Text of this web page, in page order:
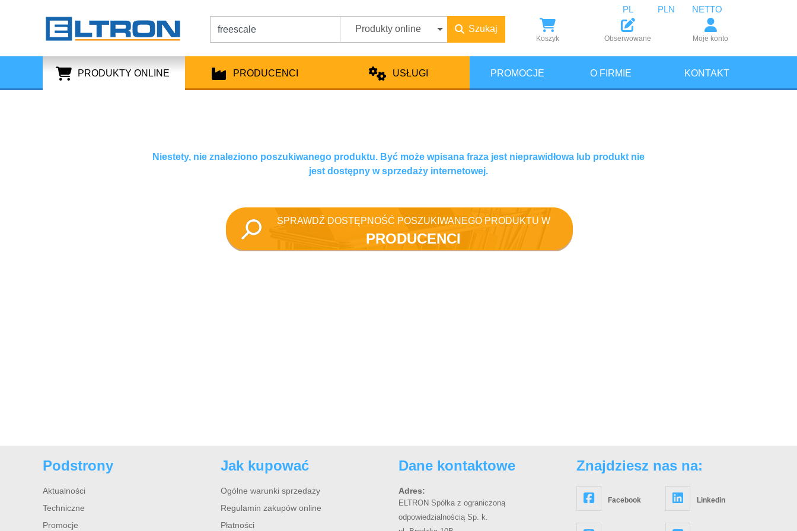
Produkty online Szukaj
Koszyk Obserwowane Moje konto
PL PLN NETTO
PRODUKTY ONLINE PRODUCENCI USŁUGI PROMOCJE O FIRMIE KONTAKT
Niestety, nie znaleziono poszukiwanego produktu. Być może wpisana fraza jest nieprawidłowa lub produkt nie
jest dostępny w sprzedaży internetowej.
SPRAWDŹ DOSTĘPNOŚĆ POSZUKIWANEGO PRODUKTU W
PRODUCENCI
Podstrony
Aktualności
Techniczne
Promocje
Jak kupować
Ogólne warunki sprzedaży
Regulamin zakupów online
Płatności
Dane kontaktowe
Adres:
ELTRON Spółka z ograniczoną
odpowiedzialnością Sp. k.
Znajdziesz nas na:
Facebook Linkedin